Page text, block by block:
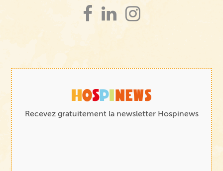
Recevez gratuitement la newsletter Hospinews